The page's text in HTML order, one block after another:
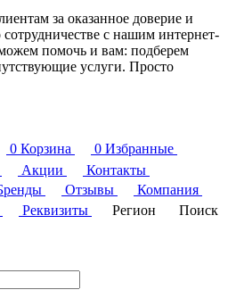
за оказанное доверие и
с нашим интернет-
помочь и вам: подберем
услуги. Просто
0 Корзина 0 Избранные
Акции
Контакты
Отзывы
Компания
Реквизиты Регион
Поиск